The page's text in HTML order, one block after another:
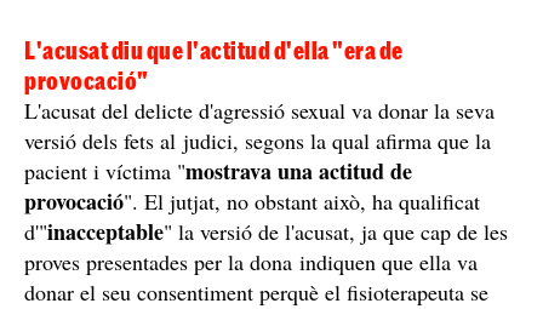
L'acusat diu que l'actitud d'ella "era de
provocació"
L'acusat del delicte d'agressió sexual va donar la seva
versió dels fets al judici, segons la qual afirma que la
pacient i víctima "mostrava una actitud de
provocació". El jutjat, no obstant això, ha qualificat
d'"inacceptable" la versió de l'acusat, ja que cap de les
proves presentades per la dona indiquen que ella va
donar el seu consentiment perquè el fisioterapeuta se